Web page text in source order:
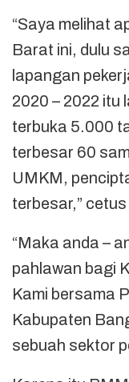
“Saya melihat
Barat ini, dulu
lapangan
2020 – 2022 itu
terbuka 5.000
terbesar 60
UMKM,
terbesar,” cetus
“Maka anda –
pahlawan bagi
Kami bersama
Kabupaten
sebuah sektor